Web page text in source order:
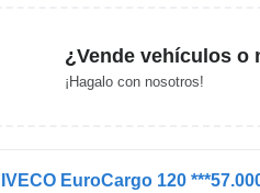
¿Vende vehículos o
¡Hagalo con nosotros!
IVECO EuroCargo 120